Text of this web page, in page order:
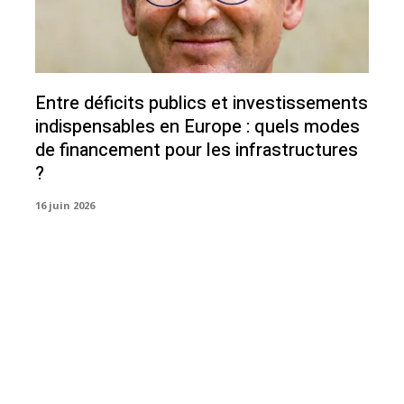
Entre déficits publics et investissements
indispensables en Europe : quels modes
de financement pour les infrastructures
?
16 juin 2026